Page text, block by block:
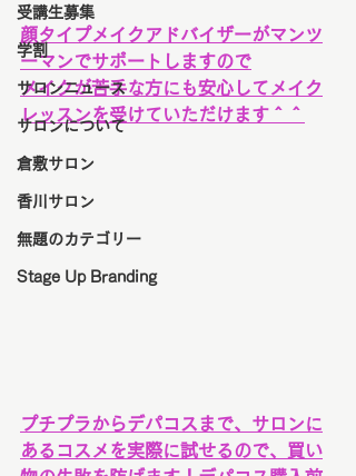
受講生募集
学割
サロンニュース
サロンについて
倉敷サロン
香川サロン
無題のカテゴリー
Stage Up Branding
顔タイプメイクアドバイザーがマンツ
ーマンでサポートしますので
メイクが苦手な方にも安心してメイク
レッスンを受けていただけます＾＾
プチプラからデパコスまで、サロンに
あるコスメを実際に試せるので、買い